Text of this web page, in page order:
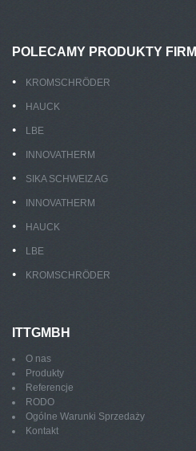
POLECAMY PRODUKTY FIRM
KROMSCHRÖDER
HAUCK
LBE
INNOVATHERM
SIKA SCHWEIZ AG
INNOVATHERM
HAUCK
LBE
KROMSCHRÖDER
ITTGMBH
O nas
Produkty
Referencje
RODO
Ogólne Warunki Sprzedaży
Kontakt